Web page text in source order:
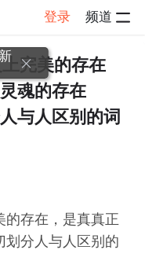
登录 频道
详情
完美的存在
魂的存在
与人区别的词
的存在，是真真正
划分人与人区别的